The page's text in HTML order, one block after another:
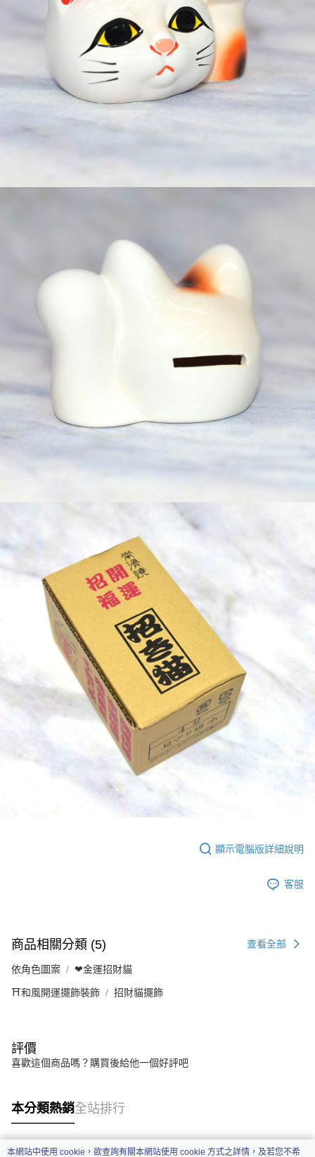
顯示電腦版詳細說明
客服
商品相關分類 (5) 查看全部
依角色圖案 ❤金運招財貓
⛩️和風開運擺飾裝飾 招財貓擺飾
評價
喜歡這個商品嗎？購買後給他一個好評吧
本分類熱銷全站排行
本網站中使用 cookie，欲查詢有關本網站使用 cookie 方式之詳情，及若您不希